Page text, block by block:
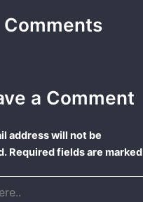
Comments
a Comment
address will not be
Required fields are marked